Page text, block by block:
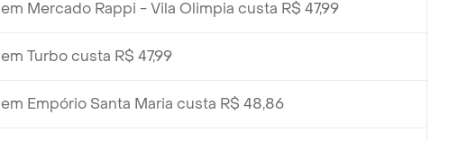
em Mercado Rappi - Vila Olimpia custa R$ 47,99
em Turbo custa R$ 47,99
em Empório Santa Maria custa R$ 48,86